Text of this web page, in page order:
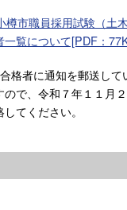
樽市職員採用試験（土
一覧について[PDF：
格者に通知を郵送し
で、令和７年１１月
てください。